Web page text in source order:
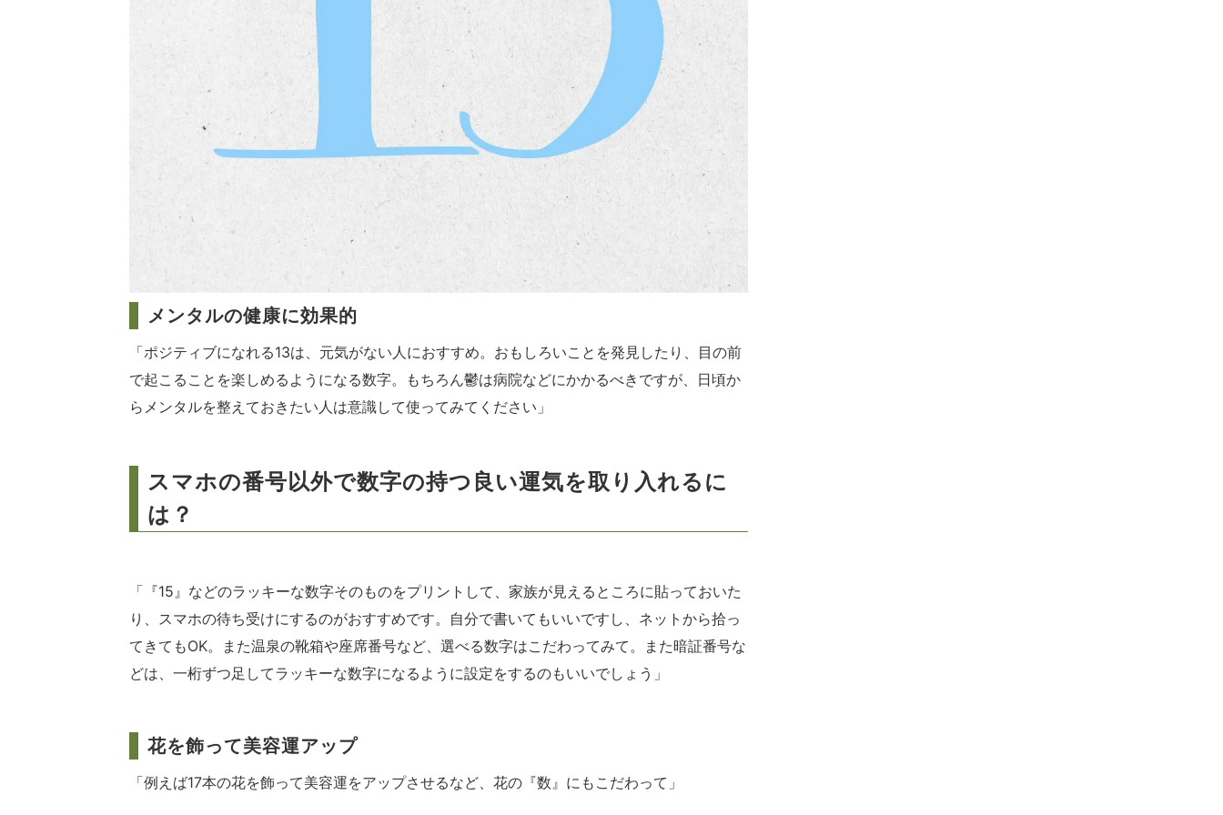
メンタルの健康に効果的
「ポジティブになれる13は、元気がない人におすすめ。おもしろいことを発見したり、目の前
で起こることを楽しめるようになる数字。もちろん鬱は病院などにかかるべきですが、日頃か
らメンタルを整えておきたい人は意識して使ってみてください」
スマホの番号以外で数字の持つ良い運気を取り入れるに
は？
「『15』などのラッキーな数字そのものをプリントして、家族が見えるところに貼っておいた
り、スマホの待ち受けにするのがおすすめです。自分で書いてもいいですし、ネットから拾っ
てきてもOK。また温泉の靴箱や座席番号など、選べる数字はこだわってみて。また暗証番号な
どは、一桁ずつ足してラッキーな数字になるように設定をするのもいいでしょう」
花を飾って美容運アップ
「例えば17本の花を飾って美容運をアップさせるなど、花の『数』にもこだわって」